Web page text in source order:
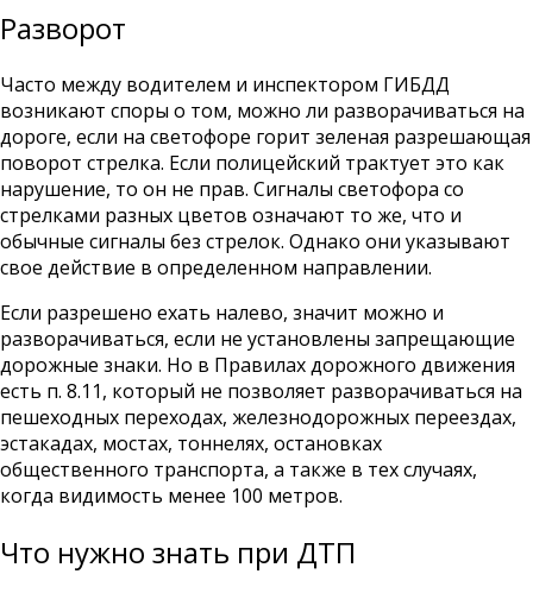
Разворот
Часто между водителем и инспектором ГИБДД
возникают споры о том, можно ли разворачиваться на
дороге, если на светофоре горит зеленая разрешающая
поворот стрелка. Если полицейский трактует это как
нарушение, то он не прав. Сигналы светофора со
стрелками разных цветов означают то же, что и
обычные сигналы без стрелок. Однако они указывают
свое действие в определенном направлении.
Если разрешено ехать налево, значит можно и
разворачиваться, если не установлены запрещающие
дорожные знаки. Но в Правилах дорожного движения
есть п. 8.11, который не позволяет разворачиваться на
пешеходных переходах, железнодорожных переездах,
эстакадах, мостах, тоннелях, остановках
общественного транспорта, а также в тех случаях,
когда видимость менее 100 метров.
Что нужно знать при ДТП